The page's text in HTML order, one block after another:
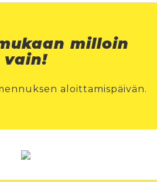
milloin
vain!
aloittamispäivän.